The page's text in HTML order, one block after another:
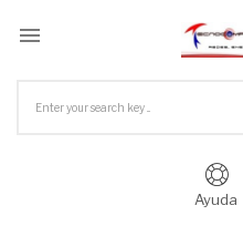

Ayuda